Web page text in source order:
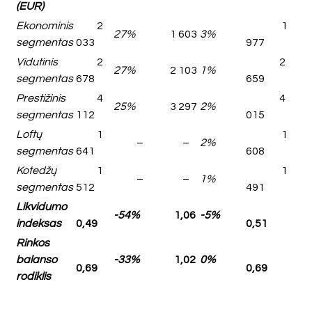
(EUR)
Ekonominis
segmentas
2
033
27% 1 603 3%
1
977
Vidutinis
segmentas
2
678
27% 2 103 1%
2
659
Prestižinis
segmentas
4
112
25% 3 297 2%
4
015
Loftų
segmentas
1
641
– – 2%
1
608
Kotedžų
segmentas
1
512
– – 1%
1
491
Likvidumo
indeksas
0,49
-54% 1,06 -5%
0,51
Rinkos
balanso
rodiklis
0,69
-33% 1,02 0%
0,69